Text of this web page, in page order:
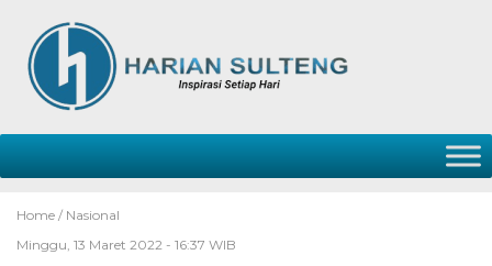
Home / Nasional
Minggu, 13 Maret 2022 - 16:37 WIB